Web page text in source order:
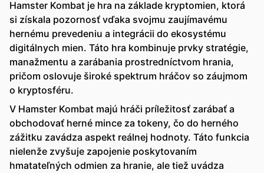
Hamster Kombat je hra na základe kryptomien, ktorá
si získala pozornosť vďaka svojmu zaujímavému
hernému prevedeniu a integrácii do ekosystému
digitálnych mien. Táto hra kombinuje prvky stratégie,
manažmentu a zarábania prostredníctvom hrania,
pričom oslovuje široké spektrum hráčov so záujmom
o kryptosféru.
V Hamster Kombat majú hráči príležitosť zarábať a
obchodovať herné mince za tokeny, čo do herného
zážitku zavádza aspekt reálnej hodnoty. Táto funkcia
nielenže zvyšuje zapojenie poskytovaním
hmatateľných odmien za hranie, ale tiež uvádza